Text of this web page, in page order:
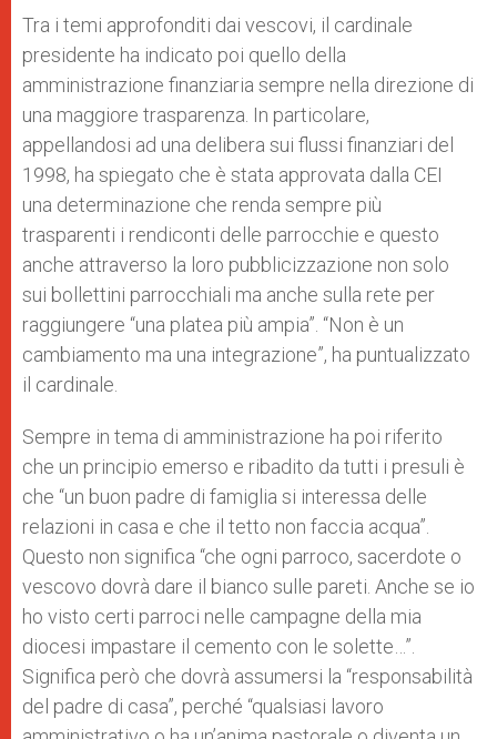
Tra i temi approfonditi dai vescovi, il cardinale
presidente ha indicato poi quello della
amministrazione finanziaria sempre nella direzione di
una maggiore trasparenza. In particolare,
appellandosi ad una delibera sui flussi finanziari del
1998, ha spiegato che è stata approvata dalla CEI
una determinazione che renda sempre più
trasparenti i rendiconti delle parrocchie e questo
anche attraverso la loro pubblicizzazione non solo
sui bollettini parrocchiali ma anche sulla rete per
raggiungere “una platea più ampia”. “Non è un
cambiamento ma una integrazione”, ha puntualizzato
il cardinale.
Sempre in tema di amministrazione ha poi riferito
che un principio emerso e ribadito da tutti i presuli è
che “un buon padre di famiglia si interessa delle
relazioni in casa e che il tetto non faccia acqua”.
Questo non significa “che ogni parroco, sacerdote o
vescovo dovrà dare il bianco sulle pareti. Anche se io
ho visto certi parroci nelle campagne della mia
diocesi impastare il cemento con le solette…”.
Significa però che dovrà assumersi la “responsabilità
del padre di casa”, perché “qualsiasi lavoro